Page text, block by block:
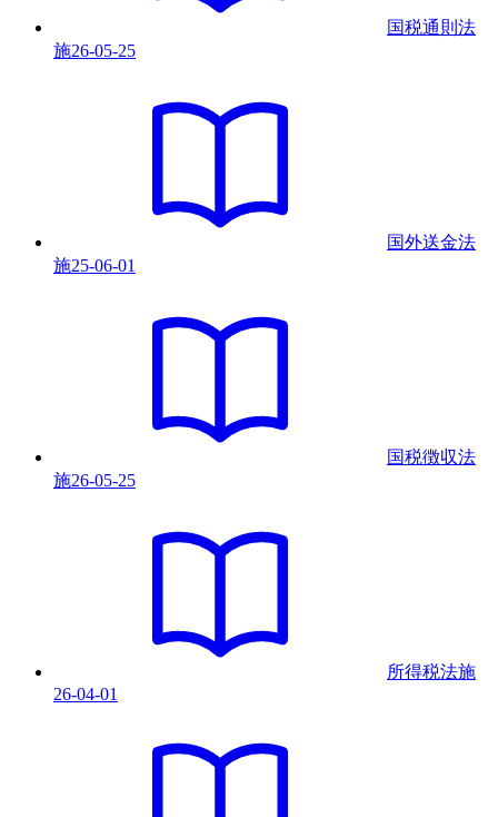
国税通則法
施26-05-25
国外送金法
施25-06-01
国税徴収法
施26-05-25
所得税法施
26-04-01